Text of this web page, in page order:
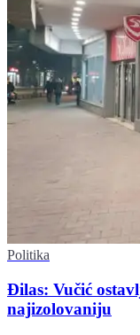
Politika
Đilas: Vučić
najizolovaniju